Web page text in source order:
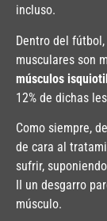
incluso.
Dentro del
musculares son
músculos
12% de dichas
Como siempre,
de cara al
sufrir,
II un desgarro
músculo.